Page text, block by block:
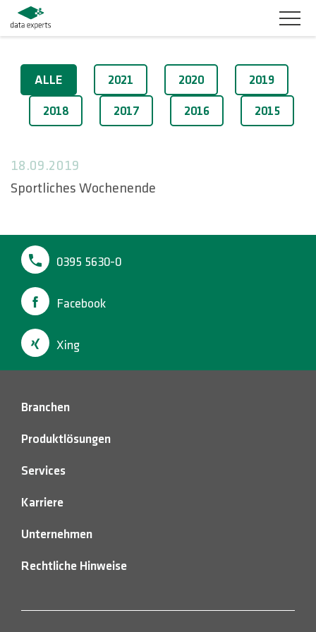
BRANCHEN
PRODUKTLÖSUNGEN
KARRIERE
KUNDENBEREICH
HOTLINES
Suche
2019
ALLE 2021 2020 2019
2018 2017 2016 2015
18.09.2019
Sportliches Wochenende
0395 5630-0
Facebook
Xing
Branchen
Produktlösungen
Services
Karriere
Unternehmen
Rechtliche Hinweise